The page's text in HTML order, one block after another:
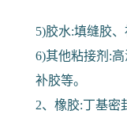
5)胶水:填缝胶
6)其他粘接剂:
补胶等。
2、橡胶:丁基密